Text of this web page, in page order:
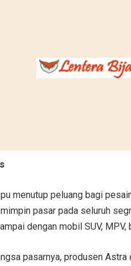
menutup peluang bagi
pasar pada seluruh
dengan mobil SUV, MPV,
pasarnya, produsen Astra